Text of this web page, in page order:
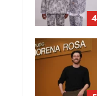
4